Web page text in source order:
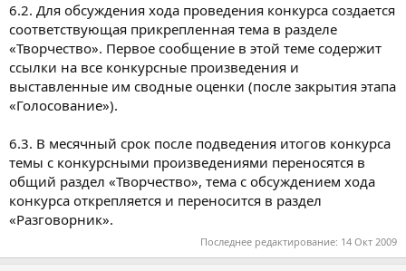
6.2. Для обсуждения хода проведения конкурса создается
соответствующая прикрепленная тема в разделе
«Творчество». Первое сообщение в этой теме содержит
ссылки на все конкурсные произведения и
выставленные им сводные оценки (после закрытия этапа
«Голосование»).
6.3. В месячный срок после подведения итогов конкурса
темы с конкурсными произведениями переносятся в
общий раздел «Творчество», тема с обсуждением хода
конкурса открепляется и переносится в раздел
«Разговорник».
Последнее редактирование: 14 Окт 2009